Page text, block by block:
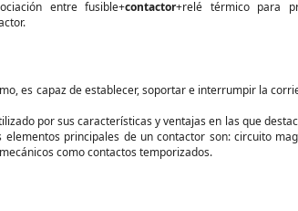
entre fusible+contactor+relé térmico para
es capaz de establecer, soportar e interrumpir la
por sus características y ventajas en las que
principales de un contactor son: circuito
como contactos temporizados.